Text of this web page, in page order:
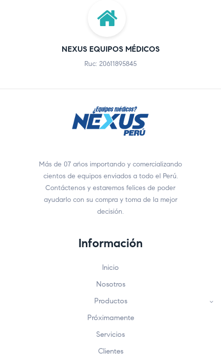
NEXUS EQUIPOS MÉDICOS
Ruc: 20611895845
Más de 07 años importando y comercializando
cientos de equipos enviados a todo el Perú.
Contáctenos y estaremos felices de poder
ayudarlo con su compra y toma de la mejor
decisión.
Información
Inicio
Nosotros
Productos
Próximamente
Servicios
Clientes